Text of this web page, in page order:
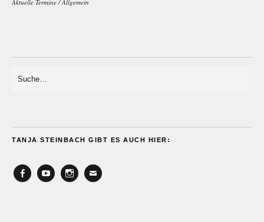
Aktuelle Termine /Allgemein
TANJA STEINBACH GIBT ES AUCH HIER: